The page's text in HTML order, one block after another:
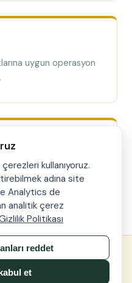
uygun operasyon
odaklı
kullanıyoruz.
adına site
Analytics de
analitik çerez
Politikası
reddet
et